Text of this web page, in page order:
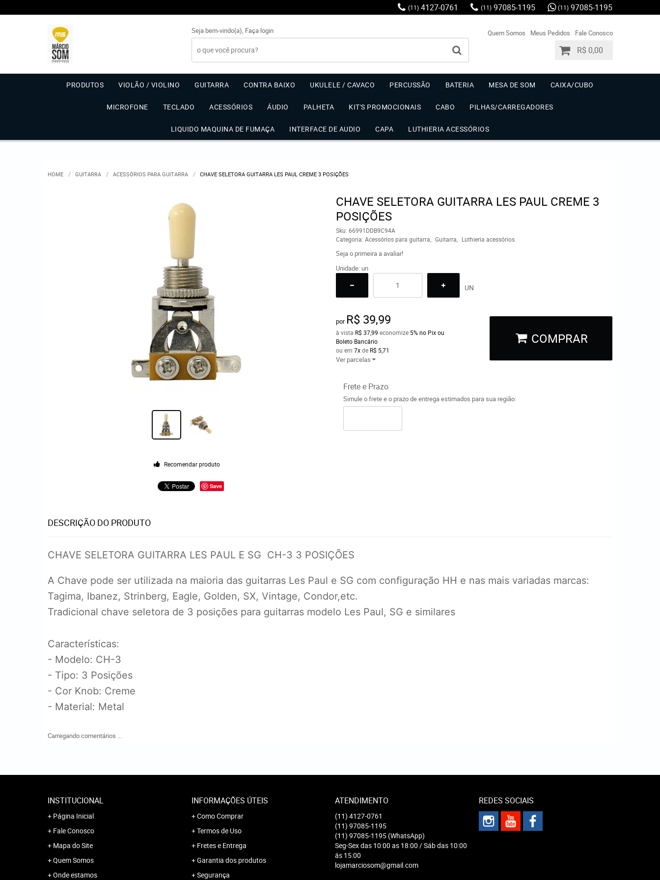
(11) 4127-0761 (11) 97085-1195 (11) 97085-1195
Seja bem-vindo(a), Faça login Quem Somos Meus Pedidos Fale Conosco
R$ 0,00
PRODUTOS VIOLÃO / VIOLINO GUITARRA CONTRA BAIXO UKULELE / CAVACO PERCUSSÃO BATERIA MESA DE SOM CAIXA/CUBO
MICROFONE TECLADO ACESSÓRIOS ÁUDIO PALHETA KIT'S PROMOCIONAIS CABO PILHAS/CARREGADORES
LIQUIDO MAQUINA DE FUMAÇA INTERFACE DE AUDIO CAPA LUTHIERIA ACESSÓRIOS
HOME GUITARRA ACESSÓRIOS PARA GUITARRA CHAVE SELETORA GUITARRA LES PAUL CREME 3 POSIÇÕES
Recomendar produto
Save
CHAVE SELETORA GUITARRA LES PAUL CREME 3
POSIÇÕES
Sku: 66991DDB9C94A
Categoria: Acessórios para guitarra Guitarra Luthieria acessórios
Seja o primeira a avaliar!
Unidade: un
UN
por R$ 39,99
à vista R$ 37,99 economize 5% no Pix ou
Boleto Bancário
ou em 7xde R$ 5,71
Ver parcelas
COMPRAR
Frete e Prazo
Simule o frete e o prazo de entrega estimados para sua região:
DESCRIÇÃO DO PRODUTO
CHAVE SELETORA GUITARRA LES PAUL E SG CH-3 3 POSIÇÕES
A Chave pode ser utilizada na maioria das guitarras Les Paul e SG com configuração HH e nas mais variadas marcas:
Tagima, Ibanez, Strinberg, Eagle, Golden, SX, Vintage, Condor,etc.
Tradicional chave seletora de 3 posições para guitarras modelo Les Paul, SG e similares
Características:
- Modelo: CH-3
- Tipo: 3 Posições
- Cor Knob: Creme
- Material: Metal
Carregando comentários ...
INSTITUCIONAL
Página Inicial
Fale Conosco
Mapa do Site
Quem Somos
Onde estamos
INFORMAÇÕES ÚTEIS
Como Comprar
Termos de Uso
Fretes e Entrega
Garantia dos produtos
Segurança
ATENDIMENTO
(11) 4127-0761
(11) 97085-1195
(11) 97085-1195 (WhatsApp)
Seg-Sex das 10:00 as 18:00 / Sáb das 10:00
ás 15:00
lojamarciosom@gmail.com
REDES SOCIAIS